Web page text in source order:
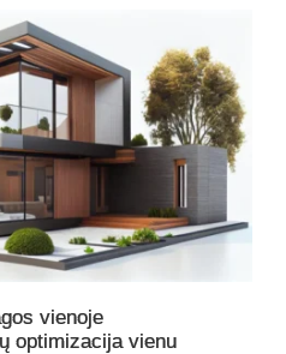
vienoje
optimizacija vienu